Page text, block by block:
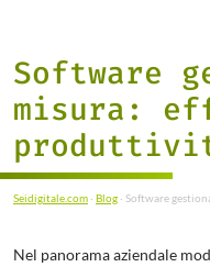
Software
misura:
Seidigitale.com · Blog · Software
Nel panorama aziendale